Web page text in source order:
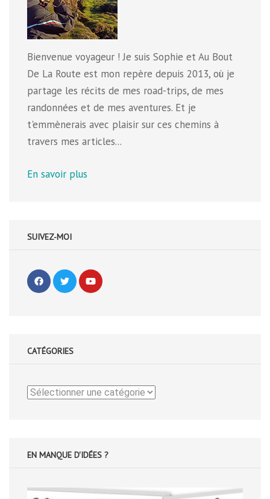
Bienvenue voyageur ! Je suis Sophie et Au Bout
De La Route est mon repère depuis 2013, où je
partage les récits de mes road-trips, de mes
randonnées et de mes aventures. Et je
t'emmènerais avec plaisir sur ces chemins à
travers mes articles...
En savoir plus
SUIVEZ-MOI
CATÉGORIES
Catégories
EN MANQUE D'IDÉES ?